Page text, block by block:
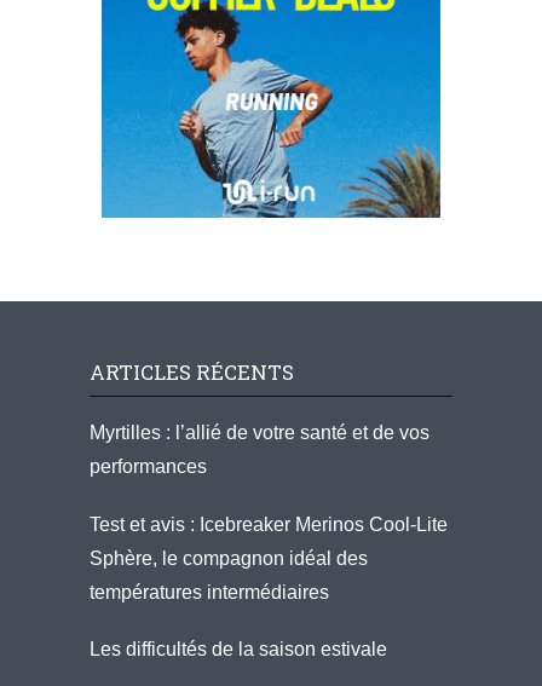
ARTICLES RÉCENTS
Myrtilles : l’allié de votre santé et de vos
performances
Test et avis : Icebreaker Merinos Cool-Lite
Sphère, le compagnon idéal des
températures intermédiaires
Les difficultés de la saison estivale